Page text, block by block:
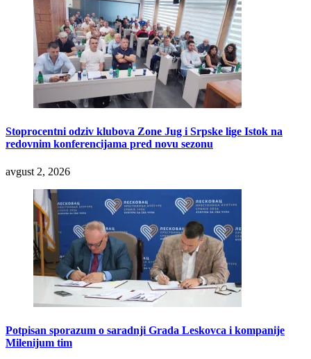
Stoprocentni odziv klubova Zone Jug i Srpske lige Istok na
redovnim konferencijama pred novu sezonu
avgust 2, 2026
Potpisan sporazum o saradnji Grada Leskovca i kompanije
Milenijum tim